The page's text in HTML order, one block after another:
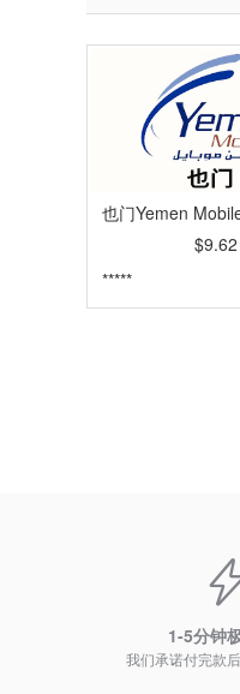
$9.62
*****
1-5分钟
我们承诺付完款